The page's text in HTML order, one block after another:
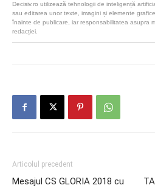
Decisiv.ro utilizează tehnologii de inteligență
sau editarea unor texte, imagini și elemente
înainte de publicare, iar responsabilitatea asupra
redacției.
Articolul precedent
Mesajul CS GLORIA 2018 cu